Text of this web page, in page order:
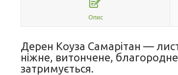
Опис
Дерен Коуза Самарітан —
ніжне, витончене,
затримується.